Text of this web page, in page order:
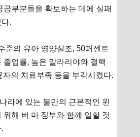
공부분들을 확보하는 데에 실패
.
준의 유아 영양실조, 50퍼센트
졸업률, 높은 말라리야와 결핵
자의 치료부족 등을 부각시켰다.
라에 있는 불만의 근본적인 윈
위해 버 마 정부와 함께 일할 것